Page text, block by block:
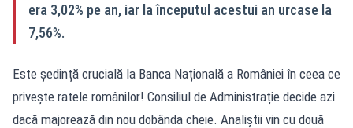
era 3,02% pe an, iar la începutul acestui an urcase la
7,56%.
Este ședință crucială la Banca Națională a României în ceea ce
privește ratele românilor! Consiliul de Administrație decide azi
dacă majorează din nou dobânda cheie. Analiștii vin cu două